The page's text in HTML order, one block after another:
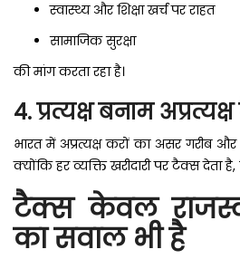
स्वास्थ्य और शिक्षा खर्च पर राहत
सामाजिक सुरक्षा
की मांग करता रहा है।
4. प्रत्यक्ष बनाम
भारत में अप्रत्यक्ष करों का असर गरीब और
क्योंकि हर व्यक्ति खरीदारी पर टैक्स देता
टैक्स केवल
का सवाल भी है